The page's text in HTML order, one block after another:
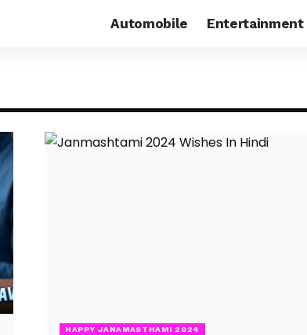
Automobile Entertainment
HAPPY JANAMASTHAMI 2024